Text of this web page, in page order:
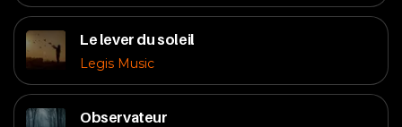
Le lever du soleil
Legis Music
Observateur